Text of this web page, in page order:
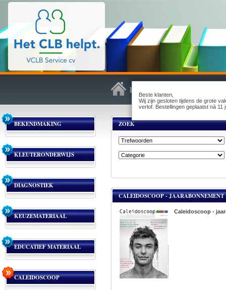
Beste klanten,
Wij zijn gesloten tijdens de grote
verlof. Bestellingen geplaatst nà
BEKENDMAKING
KLEUTERONDERWIJS
DIAGNOSTIEK
KEUZEMATERIAAL
EDUCATIEF MATERIAAL
CALEIDOSCOOP
ZOEK
CALEIDOSCOOP -
Caleidoscoop -